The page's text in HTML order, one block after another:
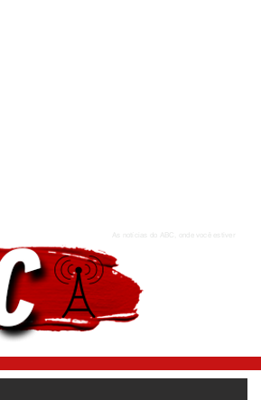
As notícias do ABC, onde você estiver